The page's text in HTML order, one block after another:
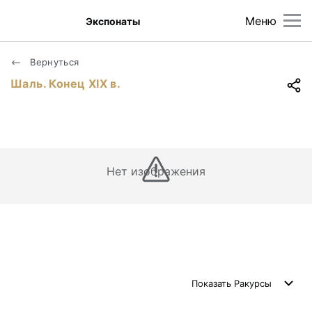
Меню
Экспонаты
Вернуться
Шаль. Конец ХIХ в.
Нет изображения
Показать Ракурсы